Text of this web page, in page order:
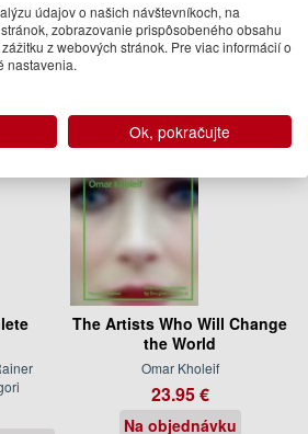
Na objednávku
The Artists Who Will Change
the World
Omar Kholeif
23.95 €
Na objednávku
údajov o našich návštevníkoch, na
zobrazovanie prispôsobeného obsahu
z webových stránok. Pre viac informácií o
nastavenia.
Ok, pokračujte